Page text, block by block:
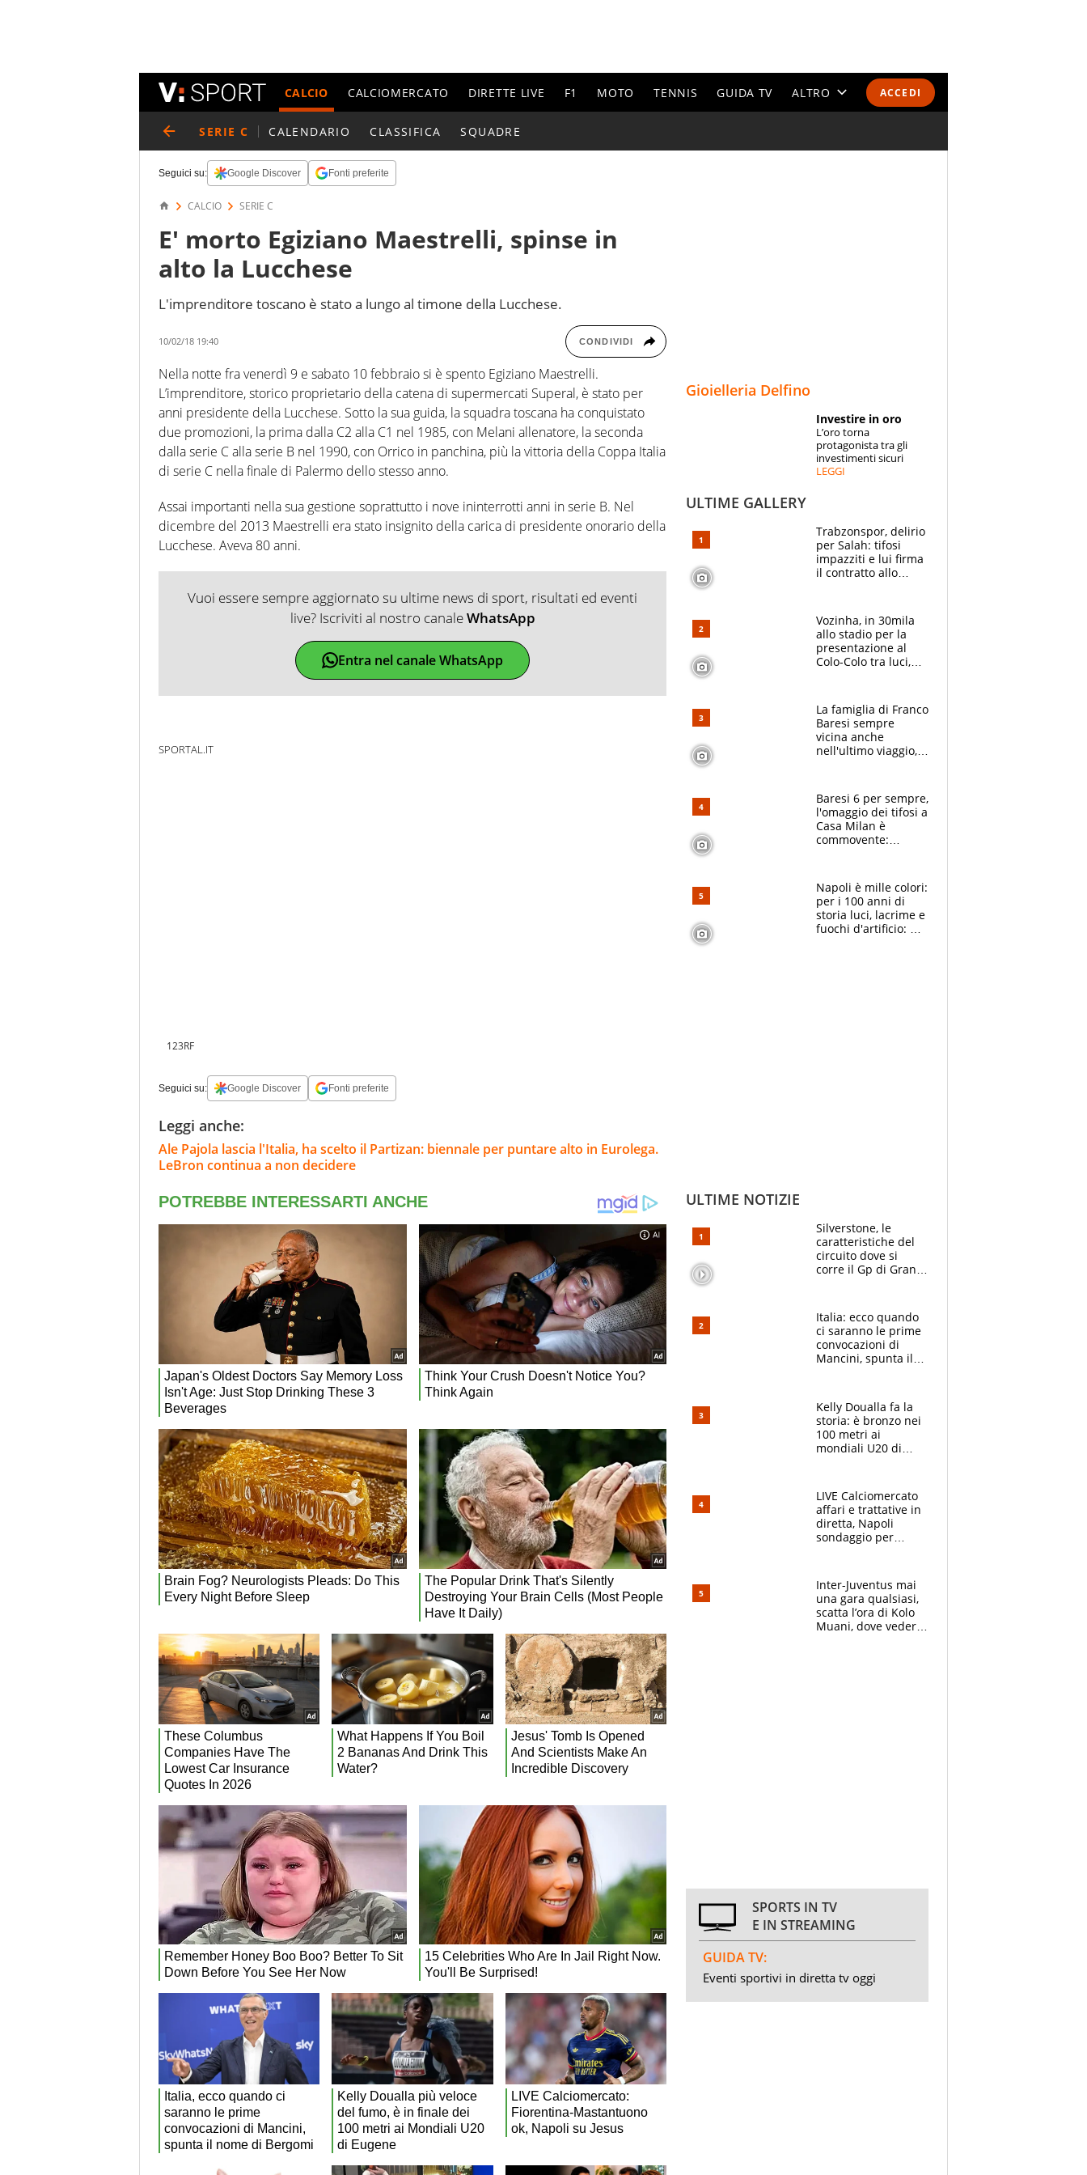
ACCEDI
CALCIO CALCIOMERCATO DIRETTE LIVE F1 MOTO TENNIS GUIDA TV ALTRO
ESPERTI
SERIE C CALENDARIO CLASSIFICA SQUADRE
Seguici su: Google Discover Fonti preferite
CALCIO SERIE C
E' morto Egiziano Maestrelli, spinse in
alto la Lucchese
L'imprenditore toscano è stato a lungo al timone della Lucchese.
10/02/18 19:40 CONDIVIDI
Nella notte fra venerdì 9 e sabato 10 febbraio si è spento Egiziano Maestrelli.
L’imprenditore, storico proprietario della catena di supermercati Superal, è stato per
anni presidente della Lucchese. Sotto la sua guida, la squadra toscana ha conquistato
due promozioni, la prima dalla C2 alla C1 nel 1985, con Melani allenatore, la seconda
dalla serie C alla serie B nel 1990, con Orrico in panchina, più la vittoria della Coppa Italia
di serie C nella finale di Palermo dello stesso anno.
Assai importanti nella sua gestione soprattutto i nove ininterrotti anni in serie B. Nel
dicembre del 2013 Maestrelli era stato insignito della carica di presidente onorario della
Lucchese. Aveva 80 anni.
Vuoi essere sempre aggiornato su ultime news di sport, risultati ed eventi
live? Iscriviti al nostro canaleWhatsApp
Entra nel canale WhatsApp
SPORTAL.IT
123RF
Seguici su: Google Discover Fonti preferite
Leggi anche:
Ale Pajola lascia l'Italia, ha scelto il Partizan: biennale per puntare alto in Eurolega.
LeBron continua a non decidere
Gioielleria Delfino
Investire in oro
L’oro torna
protagonista tra gli
investimenti sicuri
LEGGI
ULTIME GALLERY
Trabzonspor, delirio
per Salah: tifosi
impazziti e lui firma
il contratto allo
Vozinha, in 30mila
allo stadio per la
presentazione al
Colo-Colo tra luci,
La famiglia di Franco
Baresi sempre
vicina anche
nell'ultimo viaggio,
circondati
dall'affetto dei tifosi
Baresi 6 per sempre,
l'omaggio dei tifosi a
Casa Milan è
commovente:
bigliettini
Napoli è mille colori:
per i 100 anni di
storia luci, lacrime e
fuochi d'artificio: De
ULTIME NOTIZIE
Silverstone, le
caratteristiche del
circuito dove si
corre il Gp di Gran
Italia: ecco quando
ci saranno le prime
convocazioni di
Mancini, spunta il
Kelly Doualla fa la
storia: è bronzo nei
100 metri ai
mondiali U20 di
con una gran finale"
LIVE Calciomercato
affari e trattative in
diretta, Napoli
sondaggio per
accende l'Atalanta
Inter-Juventus mai
una gara qualsiasi,
scatta l’ora di Kolo
Muani, dove vederla
SPORTS IN TV
E IN STREAMING
GUIDA TV:
Eventi sportivi in diretta tv oggi